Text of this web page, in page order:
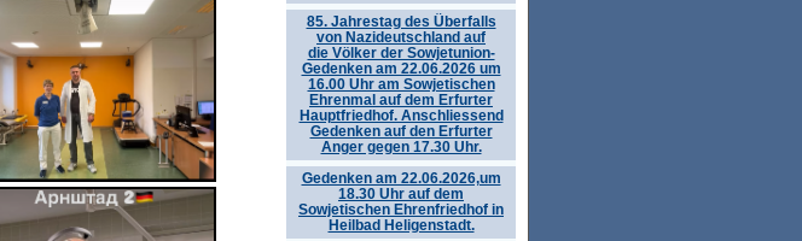
85. Jahrestag des Überfalls
von Nazideutschland auf
die Völker der Sowjetunion-
Gedenken am 22.06.2026 um
16.00 Uhr am Sowjetischen
Ehrenmal auf dem Erfurter
Hauptfriedhof. Anschliessend
Gedenken auf den Erfurter
Anger gegen 17.30 Uhr.
Gedenken am 22.06.2026,um
18.30 Uhr auf dem
Sowjetischen Ehrenfriedhof in
Heilbad Heligenstadt.